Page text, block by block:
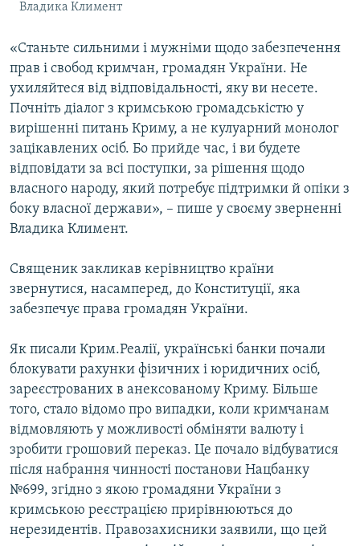
Владика Климент
«Станьте сильними і мужніми щодо забезпечення
прав і свобод кримчан, громадян України. Не
ухиляйтеся від відповідальності, яку ви несете.
Почніть діалог з кримською громадськістю у
вирішенні питань Криму, а не кулуарний монолог
зацікавлених осіб. Бо прийде час, і ви будете
відповідати за всі поступки, за рішення щодо
власного народу, який потребує підтримки й опіки з
боку власної держави», – пише у своєму зверненні
Владика Климент.
Священик закликав керівництво країни
звернутися, насамперед, до Конституції, яка
забезпечує права громадян України.
Як писали Крим.Реалії, українські банки почали
блокувати рахунки фізичних і юридичних осіб,
зареєстрованих в анексованому Криму. Більше
того, стало відомо про випадки, коли кримчанам
відмовляють у можливості обміняти валюту і
зробити грошовий переказ. Це почало відбуватися
після набрання чинності постанови Нацбанку
№699, згідно з якою громадяни України з
кримською реєстрацією прирівнюються до
нерезидентів. Правозахисники заявили, що цей